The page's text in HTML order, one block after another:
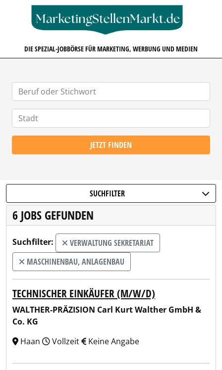
DIE SPEZIAL-JOBBÖRSE FÜR MARKETING, WERBUNG UND MEDIEN
JETZT FINDEN
SUCHFILTER
6 JOBS GEFUNDEN
Suchfilter:
VERWALTUNG SEKRETARIAT
MASCHINENBAU, ANLAGENBAU
TECHNISCHER EINKÄUFER (M/W/D)
WALTHER-PRÄZISION Carl Kurt Walther GmbH &
Co. KG
Haan
Vollzeit Keine Angabe